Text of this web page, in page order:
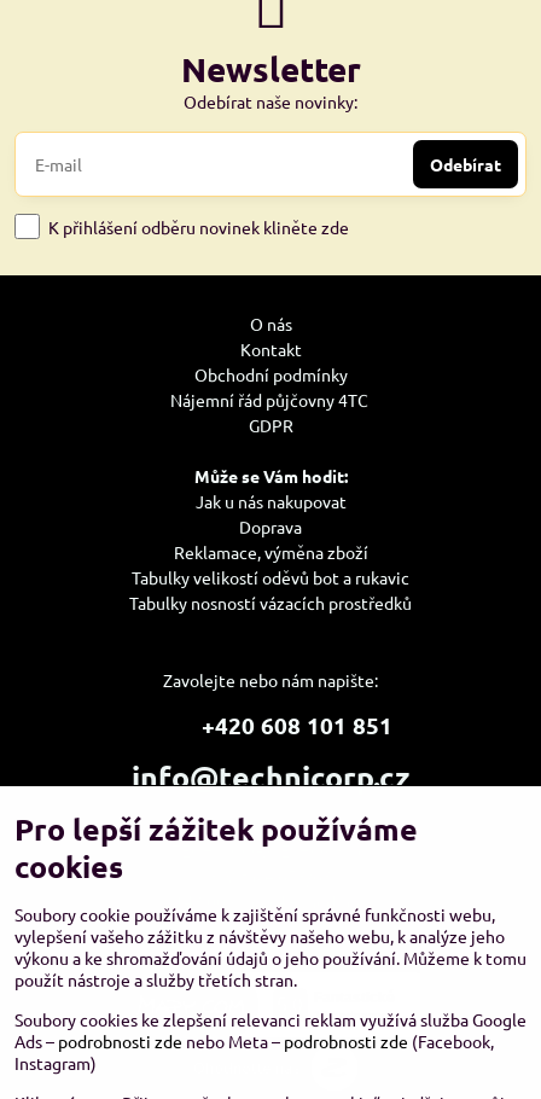
Newsletter
Odebírat naše novinky:
Odebírat
K přihlášení odběru novinek kliněte zde
O nás
Kontakt
Obchodní podmínky
Nájemní řád půjčovny 4TC
GDPR
Může se Vám hodit:
Jak u nás nakupovat
Doprava
Reklamace, výměna zboží
Tabulky velikostí oděvů bot a rukavic
Tabulky nosností vázacích prostředků
Zavolejte nebo nám napište:
+420 608 101 851
info@technicorp.cz
Showroom a výdejní místo:
TECHNICORP ESHOP s.r.o.
Pro lepší zážitek používáme
cookies
Soubory cookie používáme k zajištění správné funkčnosti webu,
vylepšení vašeho zážitku z návštěvy našeho webu, k analýze jeho
výkonu a ke shromažďování údajů o jeho používání. Můžeme k tomu
použít nástroje a služby třetích stran.
Soubory cookies ke zlepšení relevanci reklam využívá služba Google
Ads – podrobnosti zde nebo Meta – podrobnosti zde (Facebook,
Instagram)